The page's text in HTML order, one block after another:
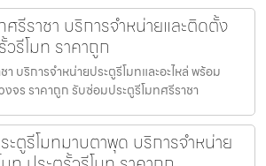
รีราชา บริการจำหน่ายและติดตั้ง
รีโมท ราคาถูก
บริการจำหน่ายประตูรีโมทและอะไหล่ พร้อม
จร ราคาถูก รับซ่อมประตูรีโมทศรีราชา
ตูรีโมทมาบตาพุด บริการจำหน่าย